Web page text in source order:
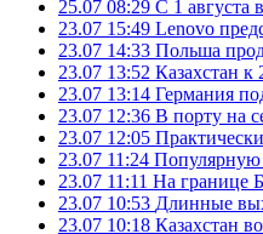
25.07 08:29 С 1 августа
23.07 15:49 Lenovo
23.07 14:33 Польша
23.07 13:52 Казахстан к
23.07 13:14 Германия
23.07 12:36 В порту на
23.07 12:05
23.07 11:24 Популярную
23.07 11:11 На границе
23.07 10:53 Длинные
23.07 10:18 Казахстан